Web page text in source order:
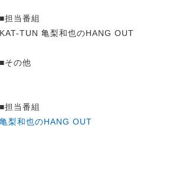
■担当番組
KAT-TUN 亀梨和也のHANG OUT
■その他
■担当番組
亀梨和也のHANG OUT